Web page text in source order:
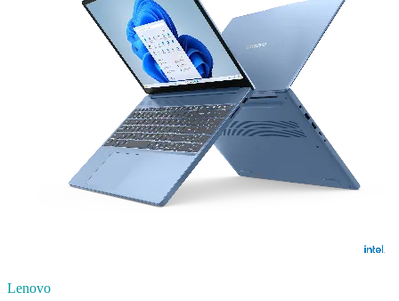
Lenovo